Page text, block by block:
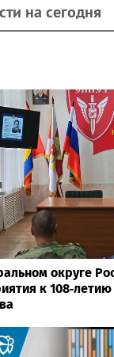
на сегодня
округе
к